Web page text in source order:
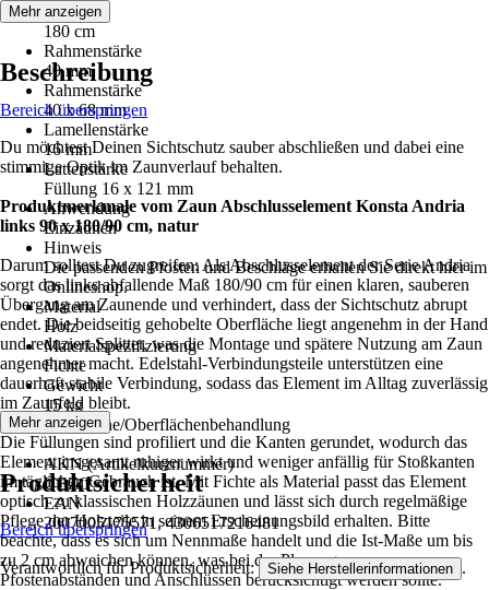
Höhe
180 cm
Rahmenstärke
40 mm
Rahmenstärke
40 x 68 mm
Lamellenstärke
16 mm
Lattenstärke
Füllung 16 x 121 mm
Anwendung
Einzäunen
Hinweis
Die passenden Pfosten und Beschläge erhalten Sie direkt hier im
Onlineshop.
Material
Holz
Materialspezifizierung
Fichte
Gewicht
15 kg
Oberfläche/Oberflächenbehandlung
-
AKN (Artikelkurznummer)
UEZC
EAN
2007005175571, 4306517216481
Mehr anzeigen
Beschreibung
Bereich überspringen
Du möchtest Deinen Sichtschutz sauber abschließen und dabei eine
stimmige Optik im Zaunverlauf behalten.
Produktmerkmale vom Zaun Abschlusselement Konsta Andria
links 90 x 180/90 cm, natur
Darum solltest Du zugreifen: Als Abschlusselement der Serie Andria
sorgt das links abfallende Maß 180/90 cm für einen klaren, sauberen
Übergang am Zaunende und verhindert, dass der Sichtschutz abrupt
endet. Die beidseitig gehobelte Oberfläche liegt angenehm in der Hand
und reduziert Splitter, was die Montage und spätere Nutzung am Zaun
angenehmer macht. Edelstahl-Verbindungsteile unterstützen eine
dauerhaft stabile Verbindung, sodass das Element im Alltag zuverlässig
im Zaunfeld bleibt.
Die Füllungen sind profiliert und die Kanten gerundet, wodurch das
Element insgesamt ruhiger wirkt und weniger anfällig für Stoßkanten
im täglichen Gebrauch ist. Mit Fichte als Material passt das Element
optisch zu klassischen Holzzäunen und lässt sich durch regelmäßige
Pflege der Holzteile in seinem Erscheinungsbild erhalten. Bitte
beachte, dass es sich um Nennmaße handelt und die Ist-Maße um bis
zu 2 cm abweichen können, was bei der Planung von
Pfostenabständen und Anschlüssen berücksichtigt werden sollte.
Mehr anzeigen
Produktsicherheit
Bereich überspringen
Verantwortlich für Produktsicherheit: Siehe Herstellerinformationen .